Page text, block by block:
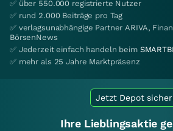
✅ über 550.000 registrierte Nutzer
✅ rund 2.000 Beiträge pro Tag
✅ verlagsunabhängige Partner ARIVA,
BörsenNews
✅ Jederzeit einfach handeln beim
✅ mehr als 25 Jahre Marktpräsenz
Jetzt Depot
Ihre Lieblingsaktie